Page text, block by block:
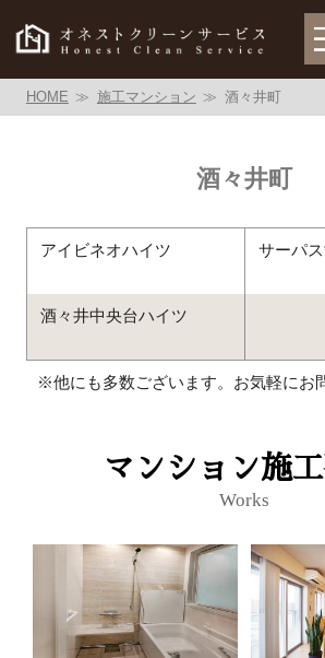
HOME 施工マンション 酒々井町
酒々井町
アイビネオハイツ サーパ
酒々井中央台ハイツ
※他にも多数ございます。お気軽にお
マンション施
Works